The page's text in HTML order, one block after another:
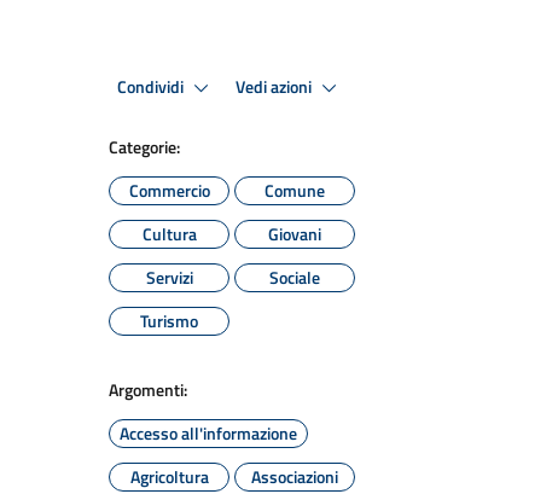
Condividi Vedi azioni
Categorie:
Commercio
Comune
Cultura
Giovani
Servizi
Sociale
Turismo
Argomenti:
Accesso all'informazione
Agricoltura
Associazioni